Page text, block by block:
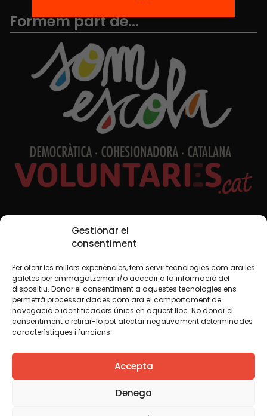
Gestionar el
consentiment
Per oferir les millors experiències, fem servir tecnologies com ara les
galetes per emmagatzemar i/o accedir a la informació del
dispositiu. Donar el consentiment a aquestes tecnologies ens
permetrà processar dades com ara el comportament de
navegació o identificadors únics en aquest lloc. No donar el
consentiment o retirar-lo pot afectar negativament determinades
característiques i funcions.
Accepta
Denega
Formem part de...
Xarxes Socials
TWT YTB IG FB IN
Avís legalPolítica de cookies
Creiem que el coneixement s’ha de compartir. Per això
fem servir una llicència Creative Commons, llevat que en
algun material indiquem el contrari. Us animem a copiar,
redistribuir, remesclar o transformar i crear els continguts